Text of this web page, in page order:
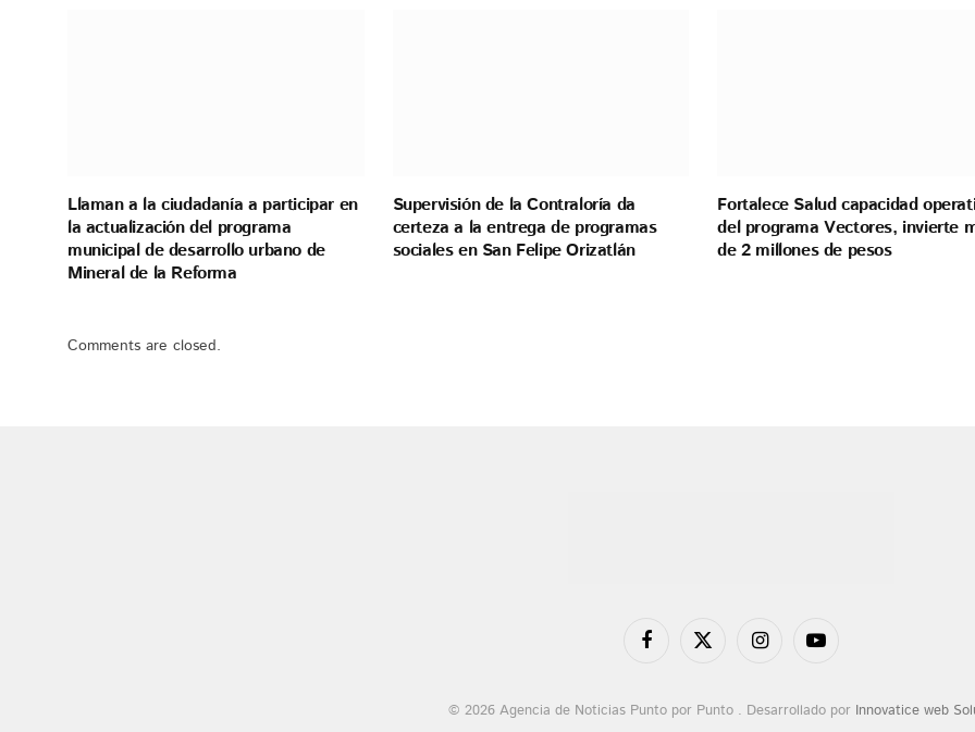
Llaman a la ciudadanía a participar en
la actualización del programa
municipal de desarrollo urbano de
Mineral de la Reforma
Supervisión de la Contraloría da
certeza a la entrega de programas
sociales en San Felipe Orizatlán
Fortalece Salud capacidad
del programa Vectores, invierte
de 2 millones de pesos
Comments are closed.
FacebookX
InstagramYouTube
© 2026 Agencia de Noticias Punto por Punto . Desarrollado por Innovatice web